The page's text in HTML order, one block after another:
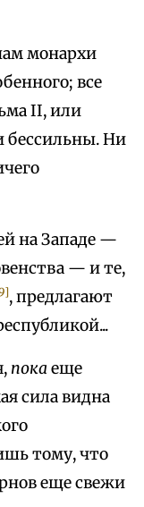
монархи
все
II, или
бессильны. Ни
на Западе —
— и те,
, предлагают
покаеще
сила видна
тому, что
еще свежи